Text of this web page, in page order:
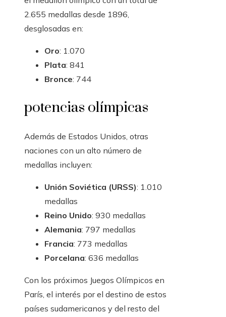
2.655 medallas desde 1896,
desglosadas en:
Oro: 1.070
Plata: 841
Bronce: 744
potencias olímpicas
Además de Estados Unidos, otras
naciones con un alto número de
medallas incluyen:
Unión Soviética (URSS): 1.010
medallas
Reino Unido: 930 medallas
Alemania: 797 medallas
Francia: 773 medallas
Porcelana: 636 medallas
Con los próximos Juegos Olímpicos en
París, el interés por el destino de estos
países sudamericanos y del resto del